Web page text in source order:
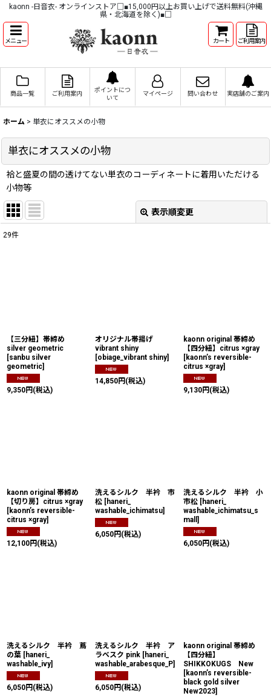
kaonn -日音衣- オンラインストア□■15,000円以上お買い上げで送料無料(沖縄
県・北海道を除く)■□
メニュー カート ご利用案内
商品一覧 ご利用案内
ポイントにつ
いて
マイページ 問い合わせ 実店舗のご案内
ホーム > 単衣にオススメの小物
単衣にオススメの小物
袷と盛夏の間の透けてない単衣のコーディネートに着用いただける
小物等
表示順変更
29件
【三分紐】帯締め
silver geometric
[sanbu silver
geometric]
9,350円 (税込)
オリジナル帯揚げ
vibrant shiny
[obiage_vibrant shiny]
14,850円 (税込)
kaonn original 帯締め
【四分紐】citrus ×gray
[kaonn’s reversible-
citrus ×gray]
9,130円 (税込)
kaonn original 帯締め
【切り房】citrus ×gray
[kaonn’s reversible-
citrus ×gray]
12,100円 (税込)
洗えるシルク 半衿 市
松 [haneri_
washable_ichimatsu]
6,050円 (税込)
洗えるシルク 半衿 小
市松 [haneri_
washable_ichimatsu_s
mall ]
6,050円 (税込)
洗えるシルク 半衿 蔦
の葉 [haneri_
washable_ivy]
6,050円 (税込)
洗えるシルク 半衿 ア
ラベスク pink [haneri_
washable_arabesque_P]
6,050円 (税込)
kaonn original 帯締め
【四分紐】
SHIKKOKUGS New
[kaonn’s reversible-
black gold silver
New2023]